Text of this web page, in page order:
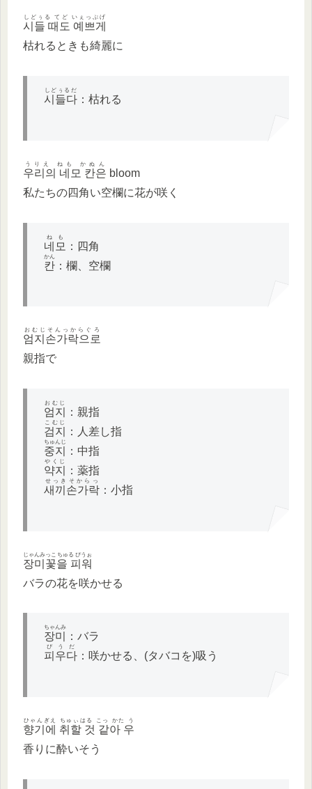
시들 때도 예쁘게
しどぅる てど いぇっぷげ
枯れるときも綺麗に
시들다
しどぅるだ
：枯れる
우리의 네모 칸은
うりえ ねも かぬん
bloom
私たちの四角い空欄に花が咲く
네모
ねも
：四角
칸
かん
：欄、空欄
엄지손가락으로
おむじそんっからぐろ
親指で
엄지
おむじ
：親指
검지
こむじ
：人差し指
중지
ちゅんじ
：中指
약지
やくじ
：薬指
새끼손가락
せっきそからっ
：小指
장미꽃을 피워
じゃんみっこちゅる ぴうぉ
バラの花を咲かせる
장미
ちゃんみ
：バラ
피우다
ぴうだ
：咲かせる、(タバコを)吸う
향기에 취할 것 같아 우
ひゃんぎえ ちゅぃはる こっ かた う
香りに酔いそう